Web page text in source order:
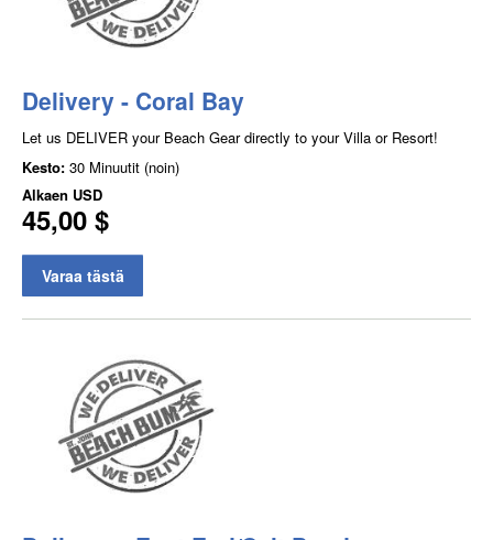
Delivery - Coral Bay
Let us DELIVER your Beach Gear directly to your Villa or Resort!
Kesto: 30 Minuutit (noin)
Alkaen USD
45,00 $
Varaa tästä